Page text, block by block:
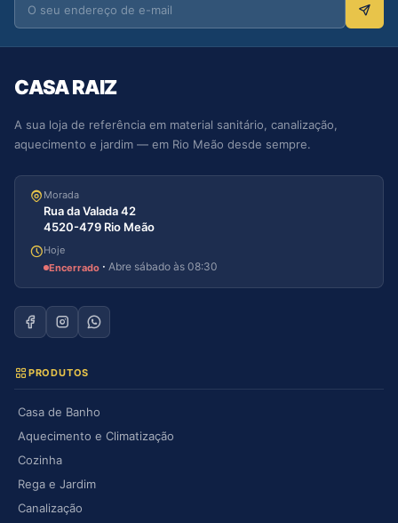
CASA RAIZ
A sua loja de referência em material sanitário, canalização,
aquecimento e jardim — em Rio Meão desde sempre.
Morada
Rua da Valada 42
4520-479 Rio Meão
Hoje
Encerrado · Abre sábado às 08:30
PRODUTOS
Casa de Banho
Aquecimento e Climatização
Cozinha
Rega e Jardim
Canalização